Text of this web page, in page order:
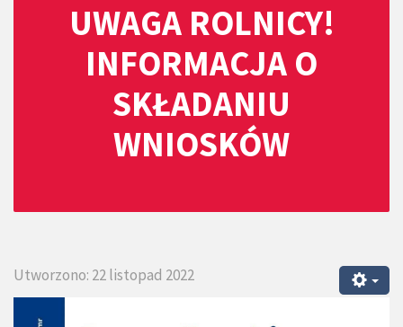
UWAGA ROLNICY!
INFORMACJA O
SKŁADANIU
WNIOSKÓW
Utworzono: 22 listopad 2022